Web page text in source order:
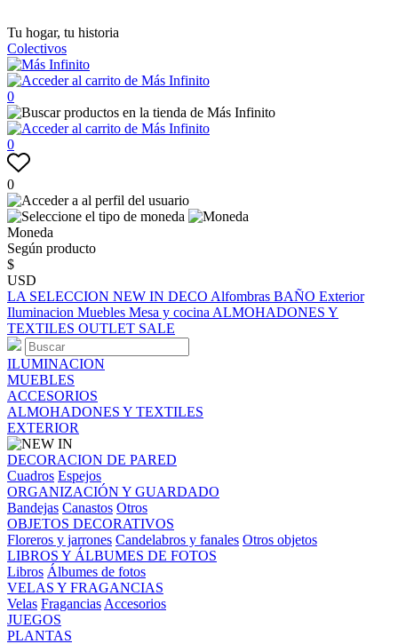
Tu hogar, tu historia
Colectivos
0
0
0
Moneda
Según producto
$
USD
LA SELECCION NEW IN DECO Alfombras BAÑO Exterior
Iluminacion Muebles Mesa y cocina ALMOHADONES Y
TEXTILES OUTLET SALE
ILUMINACION
MUEBLES
ACCESORIOS
ALMOHADONES Y TEXTILES
EXTERIOR
DECORACION DE PARED
Cuadros Espejos
ORGANIZACIÓN Y GUARDADO
Bandejas Canastos Otros
OBJETOS DECORATIVOS
Floreros y jarrones Candelabros y fanales Otros objetos
LIBROS Y ÁLBUMES DE FOTOS
Libros Álbumes de fotos
VELAS Y FRAGANCIAS
Velas Fragancias Accesorios
JUEGOS
PLANTAS